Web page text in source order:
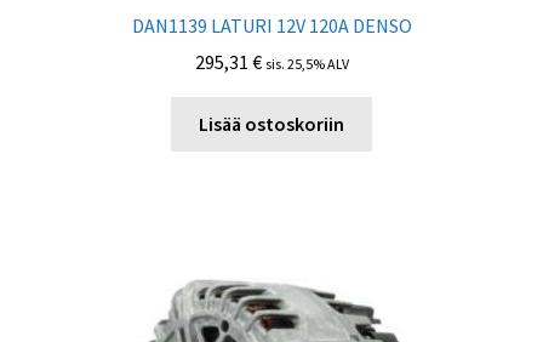
DAN1139 LATURI 12V 120А DENSO
295,31 € sis. 25,5% ALV
Lisää ostoskoriin